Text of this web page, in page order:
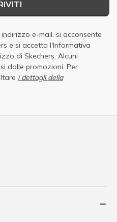
e-mail, si acconsente
e si accetta l'Informativa
di Skechers. Alcuni
dalle promozioni. Per
i dettagli della